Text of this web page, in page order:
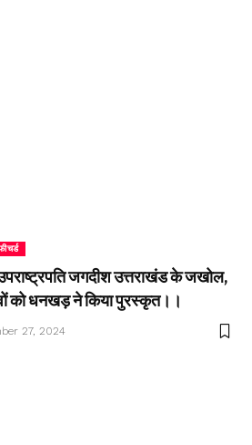
उपराष्ट्रपति जगदीश उत्तराखंड के जखोल,
को धनखड़ ने किया पुरस्कृत।।
27, 2024